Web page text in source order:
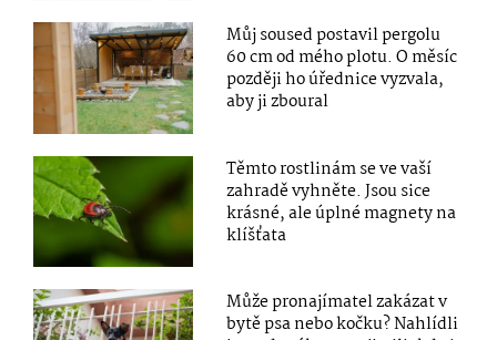
Můj soused postavil pergolu
60 cm od mého plotu. O měsíc
později ho úřednice vyzvala,
aby ji zboural
Těmto rostlinám se ve vaší
zahradě vyhněte. Jsou sice
krásné, ale úplné magnety na
klíšťata
Může pronajímatel zakázat v
bytě psa nebo kočku? Nahlídli